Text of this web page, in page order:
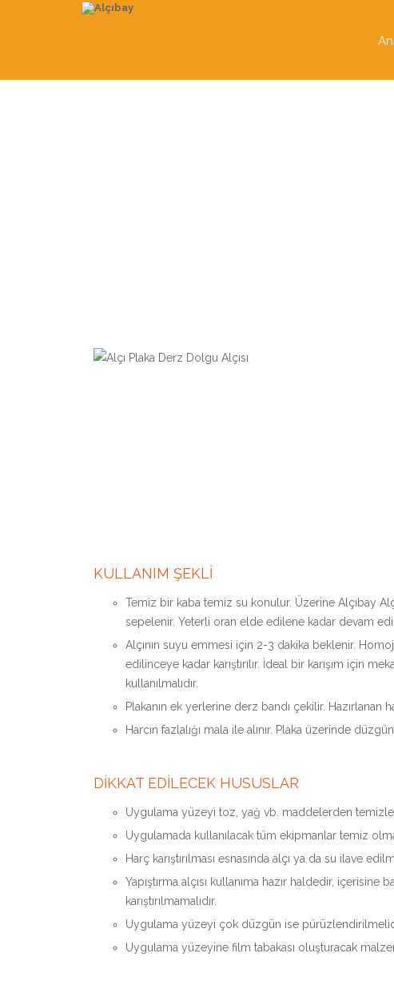
KULLANIM ŞEKLİ
Temiz bir kaba temiz su konulur. Üzerine Alçıbay
sepelenir. Yeterli oran elde edilene kadar devam
Alçının suyu emmesi için 2-3 dakika beklenir.
edilinceye kadar karıştırılır. İdeal bir karışım için
kullanılmalıdır.
Plakanın ek yerlerine derz bandı çekilir. Hazırlanan
Harcın fazlalığı mala ile alınır. Plaka üzerinde
DİKKAT EDİLECEK HUSUSLAR
Uygulama yüzeyi toz, yağ vb. maddelerden
Uygulamada kullanılacak tüm ekipmanlar temiz
Harç karıştırılması esnasında alçı ya da su ilave
Yapıştırma alçısı kullanıma hazır haldedir, içerisine
karıştırılmamalıdır.
Uygulama yüzeyi çok düzgün ise
Uygulama yüzeyine film tabakası oluşturacak